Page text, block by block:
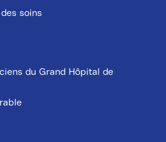
soins
du Grand Hôpital de